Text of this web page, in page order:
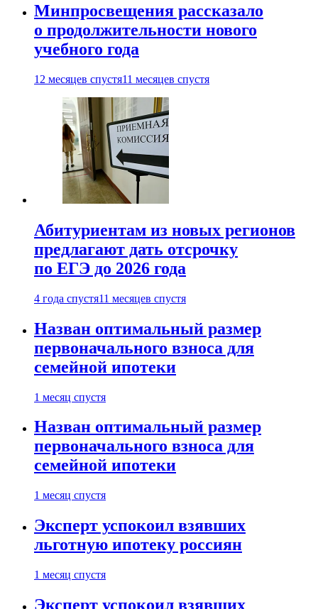
Минпросвещения рассказало
о продолжительности нового
учебного года
12 месяцев спустя11 месяцев спустя
Абитуриентам из новых регионов
предлагают дать отсрочку
по ЕГЭ до 2026 года
4 года спустя11 месяцев спустя
Назван оптимальный размер
первоначального взноса для
семейной ипотеки
1 месяц спустя
Назван оптимальный размер
первоначального взноса для
семейной ипотеки
1 месяц спустя
Эксперт успокоил взявших
льготную ипотеку россиян
1 месяц спустя
Эксперт успокоил взявших